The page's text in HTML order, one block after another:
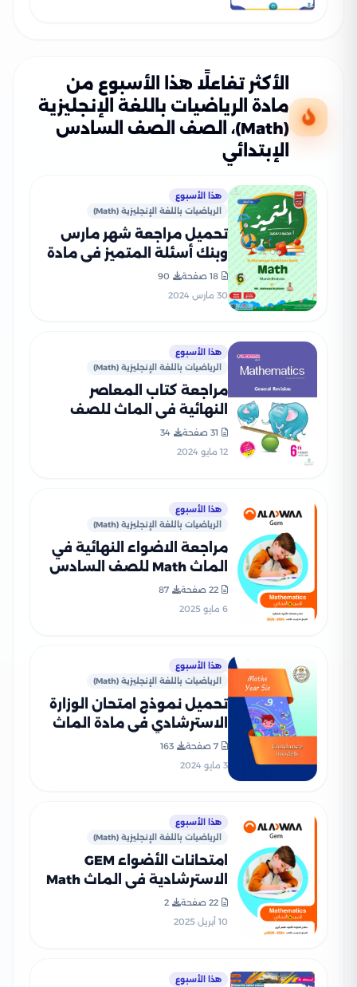
الأكثر تفاعلًا هذا الأسبوع من
مادة الرياضيات باللغة الإنجليزية
(Math)، الصف الصف السادس
الإبتدائي
هذا الأسبوع
الرياضيات باللغة الإنجليزية (Math)
تحميل مراجعة شهر مارس
وبنك أسئلة المتميز في مادة
الابتدائي مع إجاباته
18 صفحة
90
30 مارس 2024
هذا الأسبوع
الرياضيات باللغة الإنجليزية (Math)
مراجعة كتاب المعاصر
النهائية في الماث للصف
السادس الابتدائي الترم الثاني
31 صفحة
34
12 مايو 2024
هذا الأسبوع
الرياضيات باللغة الإنجليزية (Math)
مراجعة الاضواء النهائية في
الماث Math للصف السادس
PDF بالاجابات
22 صفحة
87
6 مايو 2025
هذا الأسبوع
الرياضيات باللغة الإنجليزية (Math)
تحميل نموذج امتحان الوزارة
الاسترشادي في مادة الماث
Math للصف السادس
الابتدائي الترم الثاني 2024
7 صفحة
163
3 مايو 2024
هذا الأسبوع
الرياضيات باللغة الإنجليزية (Math)
امتحانات الأضواء GEM
الاسترشادية في الماث Math
لسادسه ابتدائي على مقرر
شهر أبريل 2025 بصيغة PDF
22 صفحة
2
10 أبريل 2025
هذا الأسبوع